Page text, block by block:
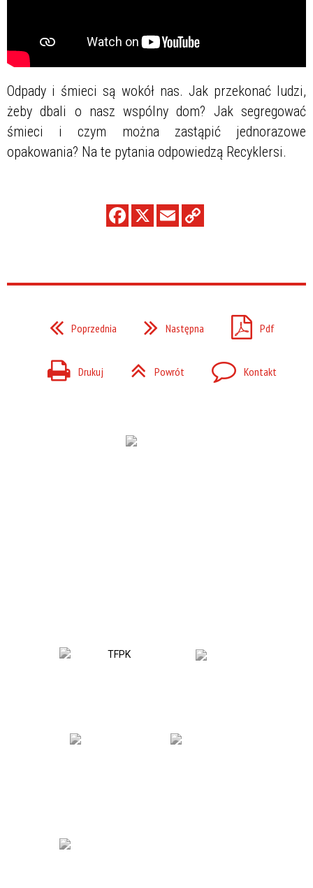
Odpady i śmieci są wokół nas. Jak przekonać ludzi,
żeby dbali o nasz wspólny dom? Jak segregować
śmieci i czym można zastąpić jednorazowe
opakowania? Na te pytania odpowiedzą Recyklersi.
Poprzednia Następna Pdf
Drukuj Powrót Kontakt